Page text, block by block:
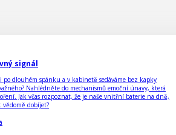
signál
dlouhém spánku a v kabinetě sedáváme bez kapky
Nahlédněte do mechanismů emoční únavy, která
Jak včas rozpoznat, že je naše vnitřní baterie na dně,
dobíjet?